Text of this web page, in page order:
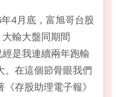
4月底，富旭哥台股
輸大盤同期間
是我連續兩年跑輸
。在這個節骨眼我們
存股助理電子報》